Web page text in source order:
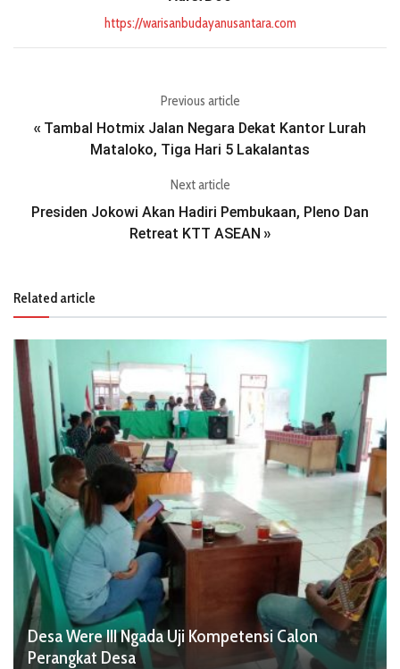
https://warisanbudayanusantara.com
Previous article
« Tambal Hotmix Jalan Negara Dekat Kantor Lurah
Mataloko, Tiga Hari 5 Lakalantas
Next article
Presiden Jokowi Akan Hadiri Pembukaan, Pleno Dan
Retreat KTT ASEAN »
Related article
Desa Were III Ngada Uji Kompetensi Calon
Perangkat Desa